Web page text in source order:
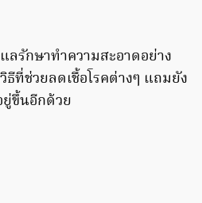
ลรักษาทำความสะอาดอย่าง
ที่ช่วยลดเชื้อโรคต่างๆ แถมยัง
ยู่ขึ้นอีกด้วย